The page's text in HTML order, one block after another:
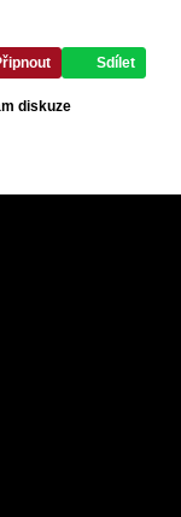
Sdílet